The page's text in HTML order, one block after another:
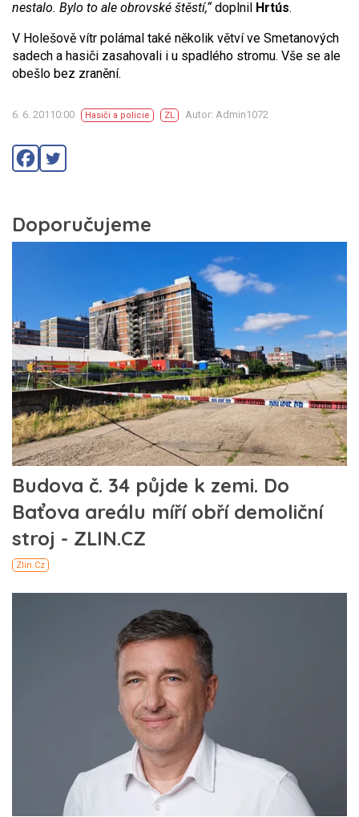
nestalo. Bylo to ale obrovské štěstí,“doplnil Hrtús.
V Holešově vítr polámal také několik větví ve Smetanových
sadech a hasiči zasahovali i u spadlého stromu. Vše se ale
obešlo bez zranění.
6. 6. 20110:00 Hasiči a policie ZL Autor: Admin1072